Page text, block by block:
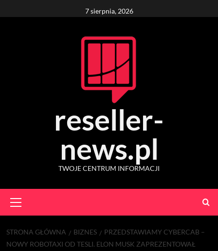
to
7 sierpnia, 2026
reseller-
news.pl
TWOJE CENTRUM INFORMACJI
Menu
STRONA GŁÓWNA BIZNES
PRZEDSTAWIAMY CYBERCAB –
NOWY ROBOTAXI OD TESLI. ELON MUSK ZAPREZENTOWAŁ